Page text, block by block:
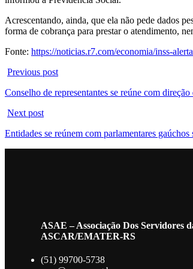
Acrescentando, ainda, que ela não pede dados
forma de cobrança para prestar o atendimento,
Fonte: https://noticias.r7.com/economia/inss-
Previous post
Conselho de representantes se reúne com
Next post
Entidades se reúnem com parlamentares
ASAE – Associação Dos Servidores
ASCAR/EMATER-RS
(51) 99700-5738